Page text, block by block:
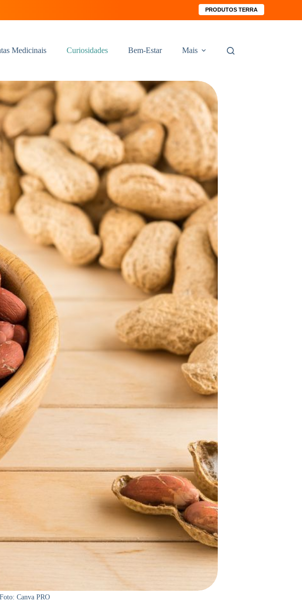
PRODUTOS TERRA
Medicinais Curiosidades Bem-Estar Mais
Canva PRO